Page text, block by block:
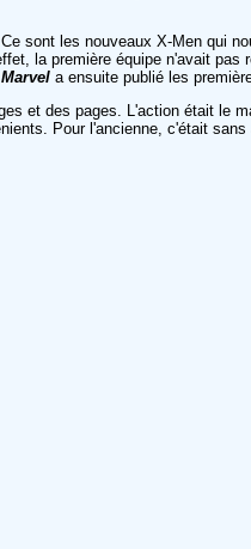
sont les nouveaux X-Men qui
la première équipe n'avait pas
Marvel a ensuite publié les
et des pages. L'action était le
Pour l'ancienne, c'était